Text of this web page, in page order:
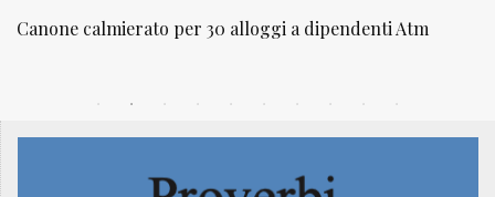
NATUROPATIA IN BREVE 20/01